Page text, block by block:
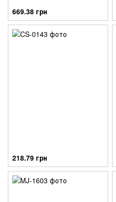
669.38 грн
218.79 грн